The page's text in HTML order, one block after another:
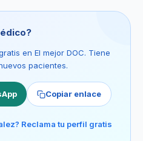
en El mejor DOC. Tiene
pacientes.
Copiar enlace
Reclama tu perfil gratis